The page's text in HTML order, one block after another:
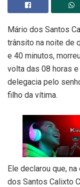
Mário dos Santos
trânsito na noite de
e 40 minutos,
volta das 08 horas
delegacia pelo
filho da vítima.
Ele declarou que,
dos Santos Calixto